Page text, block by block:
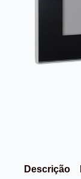
Descrição